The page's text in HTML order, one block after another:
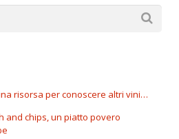
risorsa per conoscere altri vini…
and chips, un piatto povero